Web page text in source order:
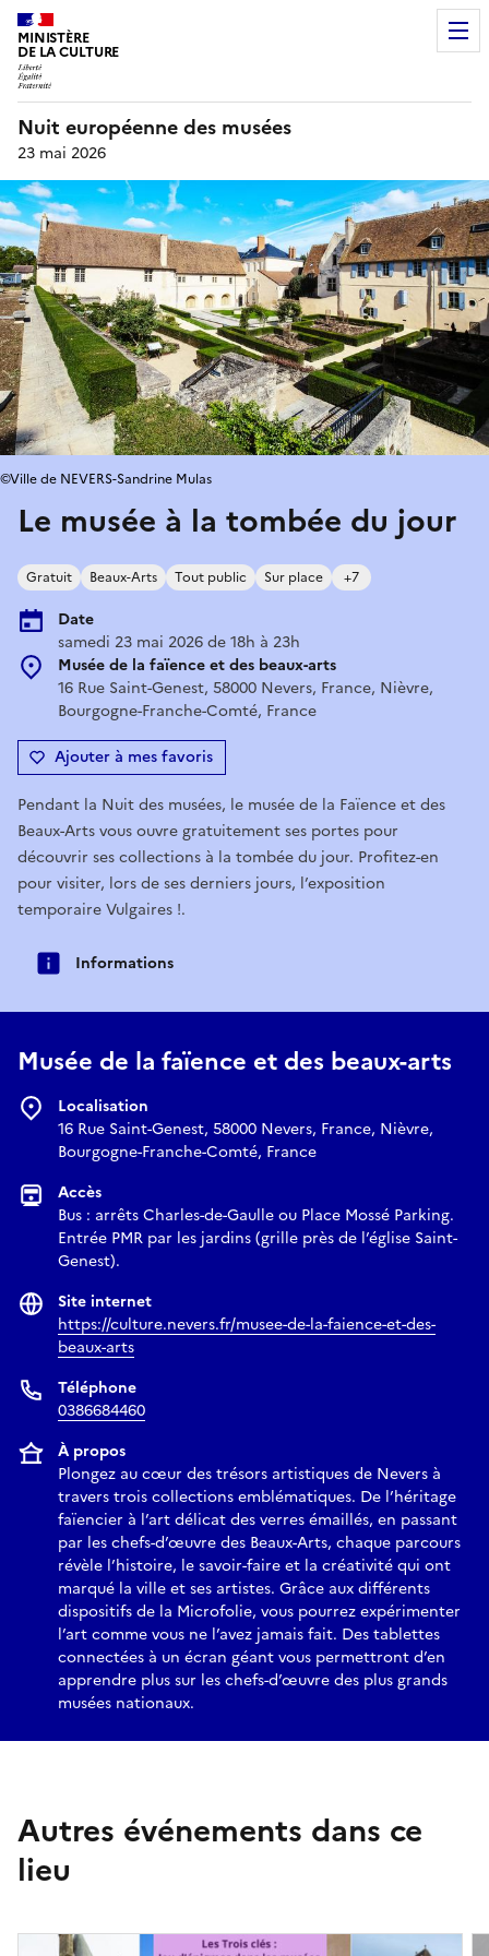
MINISTÈRE
DE LA CULTURE
Nuit européenne des musées
23 mai 2026
Le musée à la tombée du jour
Gratuit Beaux-Arts Tout public Sur place +7
Date
samedi 23 mai 2026 de 18h à 23h
Musée de la faïence et des beaux-arts
16 Rue Saint-Genest, 58000 Nevers, France, Nièvre,
Bourgogne-Franche-Comté, France
Ajouter à mes favoris
©Ville de NEVERS-Sandrine Mulas
Pendant la Nuit des musées, le musée de la Faïence et des
Beaux-Arts vous ouvre gratuitement ses portes pour
découvrir ses collections à la tombée du jour. Profitez-en
pour visiter, lors de ses derniers jours, l’exposition
temporaire Vulgaires !.
Informations
Musée de la faïence et des beaux-arts
Localisation
16 Rue Saint-Genest, 58000 Nevers, France, Nièvre,
Bourgogne-Franche-Comté, France
Accès
Bus : arrêts Charles-de-Gaulle ou Place Mossé Parking.
Entrée PMR par les jardins (grille près de l’église Saint-
Genest).
Site internet
https://culture.nevers.fr/musee-de-la-faience-et-des-
beaux-arts
Téléphone
0386684460
À propos
Plongez au cœur des trésors artistiques de Nevers à
travers trois collections emblématiques. De l’héritage
faïencier à l’art délicat des verres émaillés, en passant
par les chefs-d’œuvre des Beaux-Arts, chaque parcours
révèle l’histoire, le savoir-faire et la créativité qui ont
marqué la ville et ses artistes. Grâce aux différents
dispositifs de la Microfolie, vous pourrez expérimenter
l’art comme vous ne l’avez jamais fait. Des tablettes
connectées à un écran géant vous permettront d’en
apprendre plus sur les chefs-d’œuvre des plus grands
musées nationaux.
Autres événements dans ce
lieu